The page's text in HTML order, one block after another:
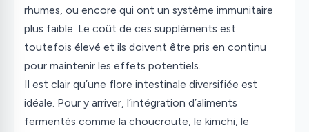
rhumes, ou encore qui ont un système immunitaire
plus faible. Le coût de ces suppléments est
toutefois élevé et ils doivent être pris en continu
pour maintenir les effets potentiels.
Il est clair qu’une flore intestinale diversifiée est
idéale. Pour y arriver, l’intégration d’aliments
fermentés comme la choucroute, le kimchi, le